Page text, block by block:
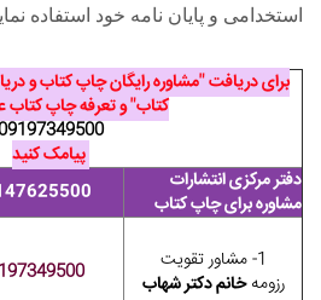
استخدامی و پایان نامه خود استفاده
برای دریافت "مشاوره رایگان چاپ کتاب و
کتاب" و تعرفه چاپ
پیامک کنید
دفتر مرکزی انتشارات
مشاوره برای چاپ کتاب
1- مشاور تقویت
رزومهخانم دکتر شهاب